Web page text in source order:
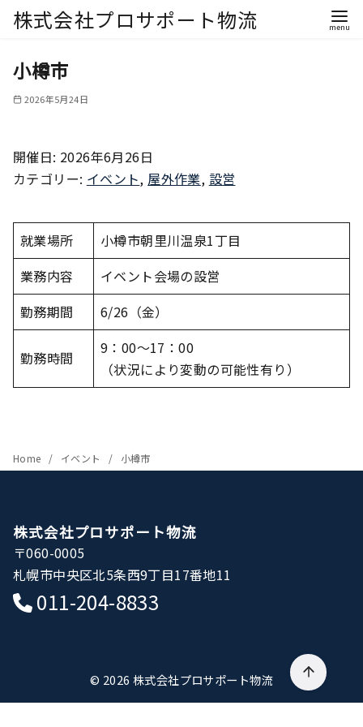
株式会社プロサポート物流
小樽市
2026年5月24日
開催日: 2026年6月26日
カテゴリー: イベント, 屋外作業, 設営
就業場所
小樽市朝里川温泉1丁目
業務内容
イベント会場の設営
勤務期間
6/26（金）
勤務時間
9：00～17：00
（状況により変動の可能性有り）
Home イベント 小樽市
株式会社プロサポート物流
〒060-0005
札幌市中央区北5条西9丁目17番地11
011-204-8833
© 2026 株式会社プロサポート物流